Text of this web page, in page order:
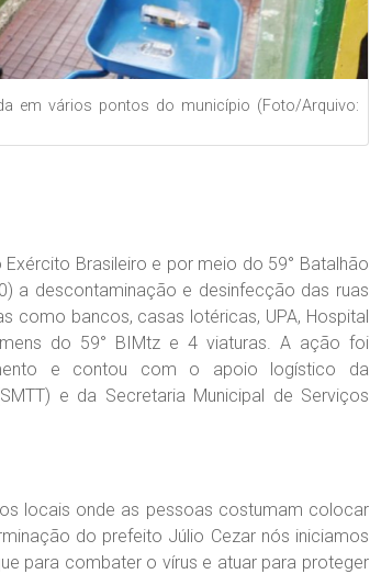
em vários pontos do município (Foto/Arquivo:
Brasileiro e por meio do 59° Batalhão
a descontaminação e desinfecção das ruas
como bancos, casas lotéricas, UPA, Hospital
do 59° BIMtz e 4 viaturas. A ação foi
e contou com o apoio logístico da
e da Secretaria Municipal de Serviços
locais onde as pessoas costumam colocar
do prefeito Júlio Cezar nós iniciamos
para combater o vírus e atuar para proteger